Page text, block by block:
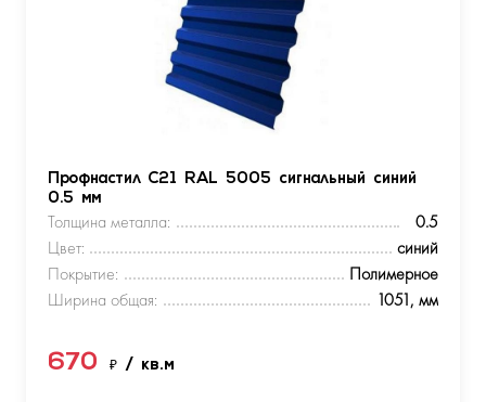
Профнастил С21 RAL 5005 сигнальный синий
0.5 мм
Толщина металла:
0.5
Цвет:
синий
Покрытие:
Полимерное
Ширина общая:
1051, мм
670 ₽ / кв.м